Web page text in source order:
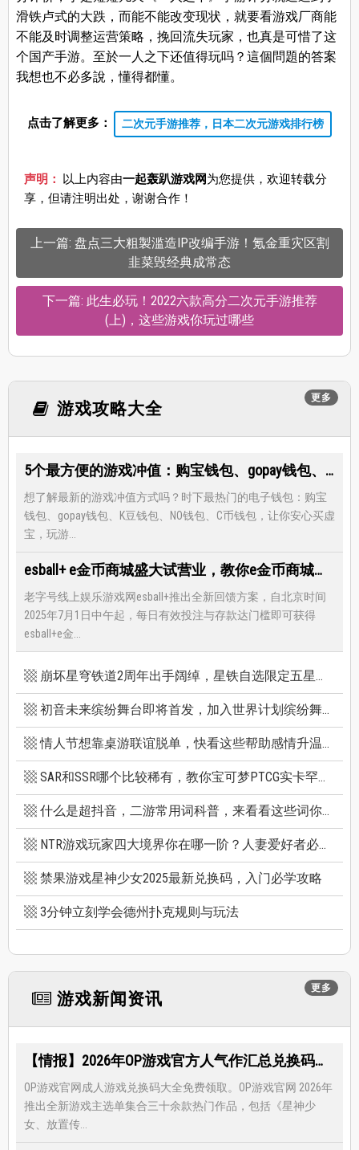
滑铁卢式的大跌，而能不能改变现状，就要看游戏厂商能
不能及时调整运营策略，挽回流失玩家，也真是可惜了这
个国产手游。至於一人之下还值得玩吗？這個問題的答案
我想也不必多說，懂得都懂。
点击了解更多： 二次元手游推荐，日本二次元游戏排行榜
声明： 以上内容由一起轰趴游戏网为您提供，欢迎转载分
享，但请注明出处，谢谢合作！
上一篇: 盘点三大粗製滥造IP改编手游！氪金重灾区割
韭菜毁经典成常态
下一篇: 此生必玩！2022六款高分二次元手游推荐
(上)，这些游戏你玩过哪些
更多
游戏攻略大全
5个最方便的游戏冲值：购宝钱包、gopay钱包、K豆钱包、NO钱包、C币钱包
想了解最新的游戏冲值方式吗？时下最热门的电子钱包：购宝
钱包、gopay钱包、K豆钱包、NO钱包、C币钱包，让你安心买虚
宝，玩游...
esball+ e金币商城盛大试营业，教你e金币商城怎么兑换最优惠
老字号线上娱乐游戏网esball+推出全新回馈方案，自北京时间
2025年7月1日中午起，每日有效投注与存款达门槛即可获得
esball+e金...
崩坏星穹铁道2周年出手阔绰，星铁自选限定五星竟有超保值人权角，新卡池机制一篇看懂
初音未来缤纷舞台即将首发，加入世界计划缤纷舞台前你必须知道的八件事
情人节想靠桌游联谊脱单，快看这些帮助感情升温的桌游技巧
SAR和SSR哪个比较稀有，教你宝可梦PTCG实卡罕贵度怎么看
什么是超抖音，二游常用词科普，来看看这些词你看得懂多少个
NTR游戏玩家四大境界你在哪一阶？人妻爱好者必看三款精选NTR游戏推荐
禁果游戏星神少女2025最新兑换码，入门必学攻略
3分钟立刻学会德州扑克规则与玩法
更多
游戏新闻资讯
【情报】2026年OP游戏官方人气作汇总兑换码大全，限时免费礼包领取-每月更新
OP游戏官网成人游戏兑换码大全免费领取。OP游戏官网 2026年
推出全新游戏主选单集合三十余款热门作品，包括《星神少
女、放置传...